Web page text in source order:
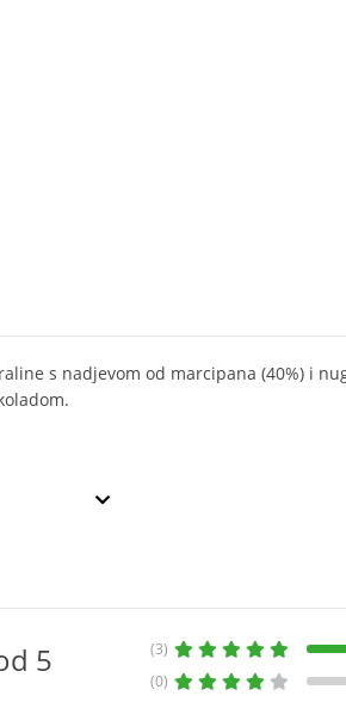
s nadjevom od marcipana (40%) i
5
(3)
(0)